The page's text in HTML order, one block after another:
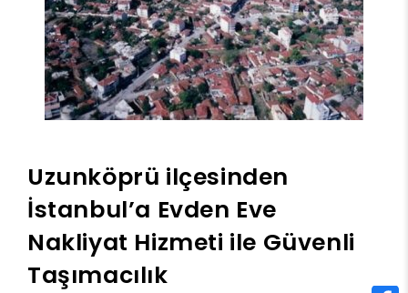
Uzunköprü ilçesinden
İstanbul’a Evden Eve
Nakliyat Hizmeti ile Güvenli
Taşımacılık